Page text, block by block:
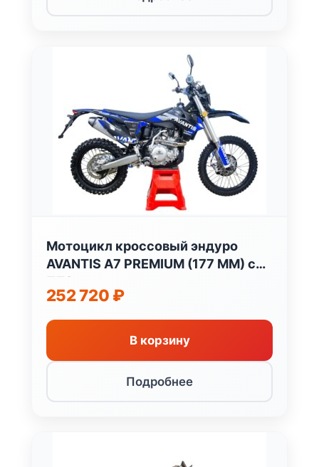
Мотоцикл кроссовый эндуро
AVANTIS A7 PREMIUM (177 MM) с
ПТС
252 720 ₽
В корзину
Подробнее